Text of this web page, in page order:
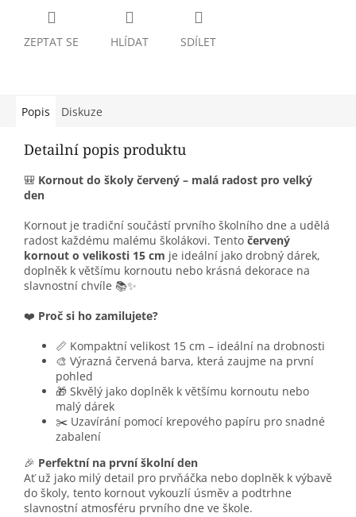
ZEPTAT SE HLÍDAT SDÍLET
Popis Diskuze
Detailní popis produktu
🎒 Kornout do školy červený – malá radost pro velký
den
Kornout je tradiční součástí prvního školního dne a udělá
radost každému malému školákovi. Tento červený
kornout o velikosti 15 cm je ideální jako drobný dárek,
doplněk k většímu kornoutu nebo krásná dekorace na
slavnostní chvíle 📚✨
❤️ Proč si ho zamilujete?
📏 Kompaktní velikost 15 cm – ideální na drobnosti
🎨 Výrazná červená barva, která zaujme na první
pohled
🎁 Skvělý jako doplněk k většímu kornoutu nebo
malý dárek
✂️ Uzavírání pomocí krepového papíru pro snadné
zabalení
🎉 Perfektní na první školní den
Ať už jako milý detail pro prvňáčka nebo doplněk k výbavě
do školy, tento kornout vykouzlí úsměv a podtrhne
slavnostní atmosféru prvního dne ve škole.